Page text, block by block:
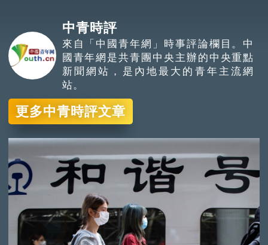
中青時評
來自「中國青年網」時事評論欄目。中
國青年網是共青團中央主辦的中央重點
新聞網站，是內地最大的青年主流網
站。
更多中青時評文章